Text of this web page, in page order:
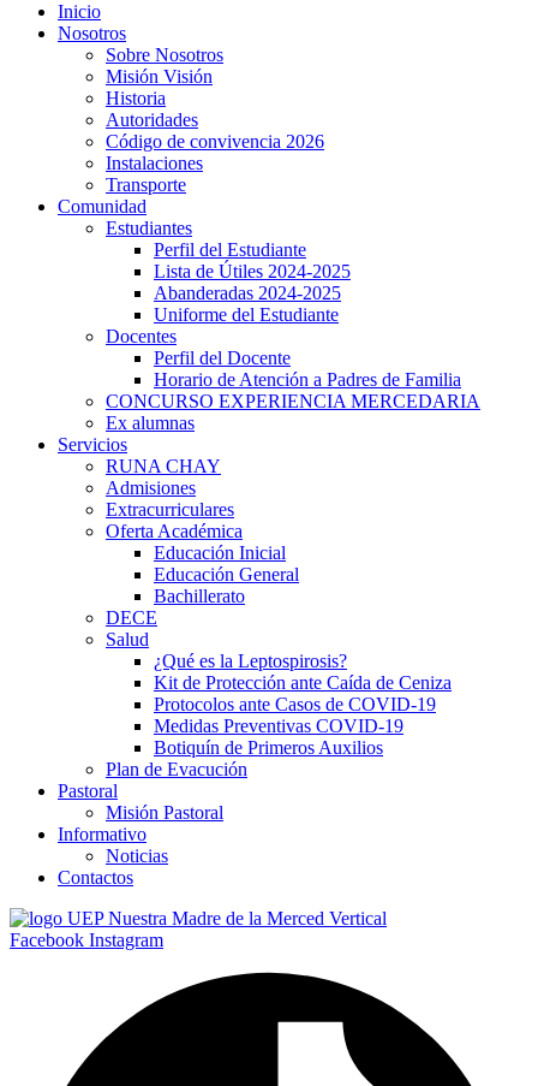
Inicio
Nosotros
Sobre Nosotros
Misión Visión
Historia
Autoridades
Código de convivencia 2026
Instalaciones
Transporte
Comunidad
Estudiantes
Perfil del Estudiante
Lista de Útiles 2024-2025
Abanderadas 2024-2025
Uniforme del Estudiante
Docentes
Perfil del Docente
Horario de Atención a Padres de Familia
CONCURSO EXPERIENCIA MERCEDARIA
Ex alumnas
Servicios
RUNA CHAY
Admisiones
Extracurriculares
Oferta Académica
Educación Inicial
Educación General
Bachillerato
DECE
Salud
¿Qué es la Leptospirosis?
Kit de Protección ante Caída de Ceniza
Protocolos ante Casos de COVID-19
Medidas Preventivas COVID-19
Botiquín de Primeros Auxilios
Plan de Evacución
Pastoral
Misión Pastoral
Informativo
Noticias
Contactos
Facebook Instagram